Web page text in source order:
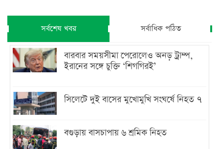
সর্বশেষ খবর সর্বাধিক পঠিত
বারবার সময়সীমা পেরোলেও অনড় ট্রাম্প,
ইরানের সঙ্গে চুক্তি ‘শিগগিরই’
সিলেটে দুই বাসের মুখোমুখি সংঘর্ষে নিহত ৭
বগুড়ায় বাসচাপায় ৬ শ্রমিক নিহত